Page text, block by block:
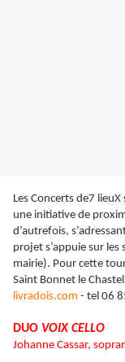
Les Concerts de7
une initiative de
d’autrefois,
projet s’appuie sur
mairie). Pour cette
Saint Bonnet le
livradois.com - tel 06
DUO VOIX CELLO
Johanne Cassar,